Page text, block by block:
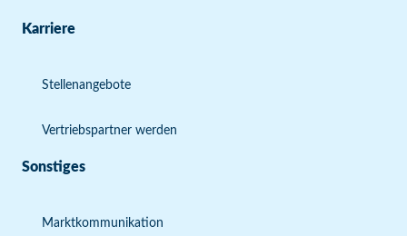
Karriere
Stellenangebote
Vertriebspartner werden
Sonstiges
Marktkommunikation